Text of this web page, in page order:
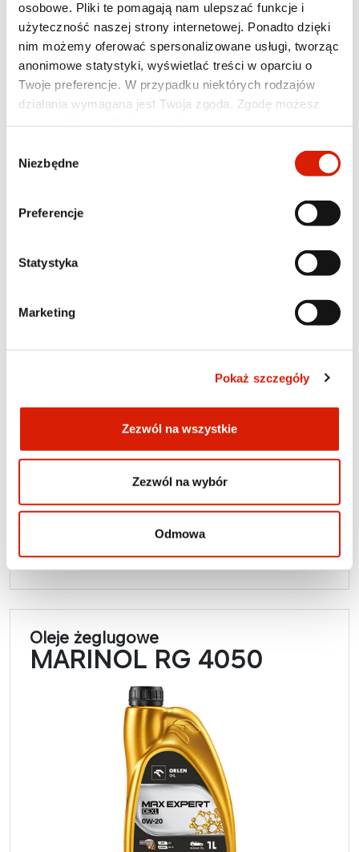
osobowe. Pliki te pomagają nam ulepszać funkcje i
użyteczność naszej strony internetowej. Ponadto dzięki
nim możemy oferować spersonalizowane usługi, tworząc
anonimowe statystyki, wyświetlać treści w oparciu o
Twoje preferencje. W przypadku niektórych rodzajów
działania wymagana jest Twoja zgoda. Zgodę możesz
otworzyć w dowolnym momencie w sekcji
Polityka
. Poszczególne rodzaje plików cookies oraz
przypadku pytań lub w celu realizacji swoich praw
zgody
Niezbędne
Preferencje
Statystyka
Marketing
Pokaż szczegóły
Zezwól na wszystkie
Zezwól na wybór
Odmowa
SAE 30, SAE 40
Pielstick, MAN B&amp;W, MAN Augsburg, New
Oleje typu TPEO (Trunk Piston Engine Oil),
bezwodzikowych napędu głównego i
agregatów pracujących na paliwie ciężkim
Oleje żeglugowe
MARINOL RG 4050